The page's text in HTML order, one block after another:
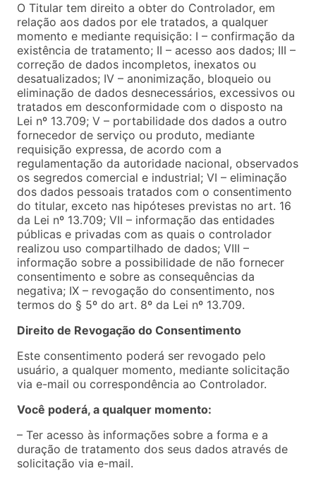
O Titular tem direito a obter do Controlador, em
relação aos dados por ele tratados, a qualquer
momento e mediante requisição: I – confirmação da
existência de tratamento; II – acesso aos dados; III –
correção de dados incompletos, inexatos ou
desatualizados; IV – anonimização, bloqueio ou
eliminação de dados desnecessários, excessivos ou
tratados em desconformidade com o disposto na
Lei nº 13.709; V – portabilidade dos dados a outro
fornecedor de serviço ou produto, mediante
requisição expressa, de acordo com a
regulamentação da autoridade nacional, observados
os segredos comercial e industrial; VI – eliminação
dos dados pessoais tratados com o consentimento
do titular, exceto nas hipóteses previstas no art. 16
da Lei nº 13.709; VII – informação das entidades
públicas e privadas com as quais o controlador
realizou uso compartilhado de dados; VIII –
informação sobre a possibilidade de não fornecer
consentimento e sobre as consequências da
negativa; IX – revogação do consentimento, nos
termos do § 5º do art. 8º da Lei nº 13.709.
Direito de Revogação do Consentimento
Este consentimento poderá ser revogado pelo
usuário, a qualquer momento, mediante solicitação
via e-mail ou correspondência ao Controlador.
Você poderá, a qualquer momento:
– Ter acesso às informações sobre a forma e a
duração de tratamento dos seus dados através de
solicitação via e-mail.